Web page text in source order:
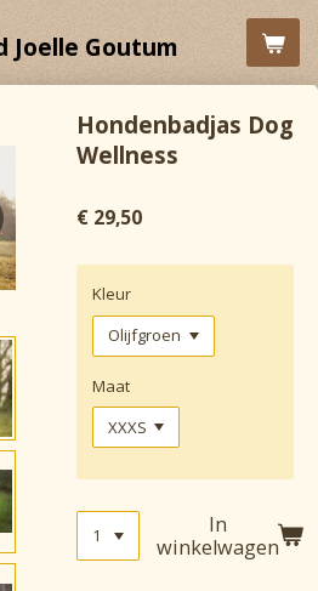
Joelle Goutum
Hondenbadjas Dog
Wellness
€ 29,50
Kleur
Maat
In
winkelwagen